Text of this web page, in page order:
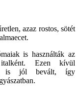
azaz rostos, sötét
is használták az
Ezen kívül
is jól bevált, így